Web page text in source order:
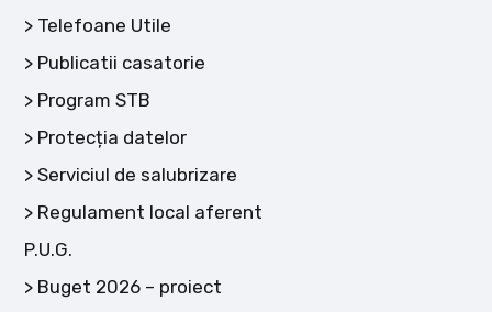
Telefoane Utile
Publicatii casatorie
Program STB
Protecția datelor
Serviciul de salubrizare
Regulament local aferent
P.U.G.
Buget 2026 – proiect